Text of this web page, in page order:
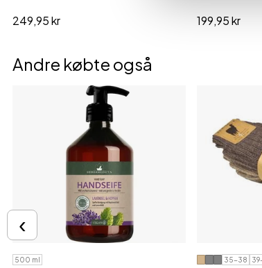
249,95 kr 199,95 kr
Andre købte også
500 ml 35-38
‹